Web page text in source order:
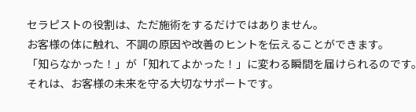
セラピストの役割は、ただ施術をするだけではありません。
お客様の体に触れ、不調の原因や改善のヒントを伝えることができます。
「知らなかった！」が「知れてよかった！」に変わる瞬間を届けられるのです。
それは、お客様の未来を守る大切なサポートです。